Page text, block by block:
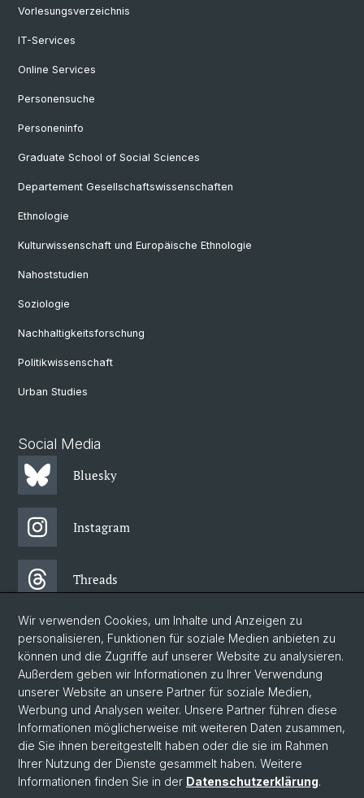
Vorlesungsverzeichnis
IT-Services
Online Services
Personensuche
Personeninfo
Graduate School of Social Sciences
Departement Gesellschaftswissenschaften
Ethnologie
Kulturwissenschaft und Europäische Ethnologie
Nahoststudien
Soziologie
Nachhaltigkeitsforschung
Politikwissenschaft
Urban Studies
Social Media
Bluesky
Instagram
Threads
Facebook
Newsletter
© Universität Basel
Philosophisch-Historische Fakultät
Departement Gesellschaftswissenschaften
Wir verwenden Cookies, um Inhalte und Anzeigen zu
personalisieren, Funktionen für soziale Medien anbieten zu
können und die Zugriffe auf unserer Website zu analysieren.
Außerdem geben wir Informationen zu Ihrer Verwendung
unserer Website an unsere Partner für soziale Medien,
Werbung und Analysen weiter. Unsere Partner führen diese
Informationen möglicherweise mit weiteren Daten zusammen,
die Sie ihnen bereitgestellt haben oder die sie im Rahmen
Ihrer Nutzung der Dienste gesammelt haben. Weitere
Informationen finden Sie in der Datenschutzerklärung.